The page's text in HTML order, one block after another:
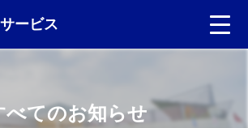
ービス
べてのお知らせ